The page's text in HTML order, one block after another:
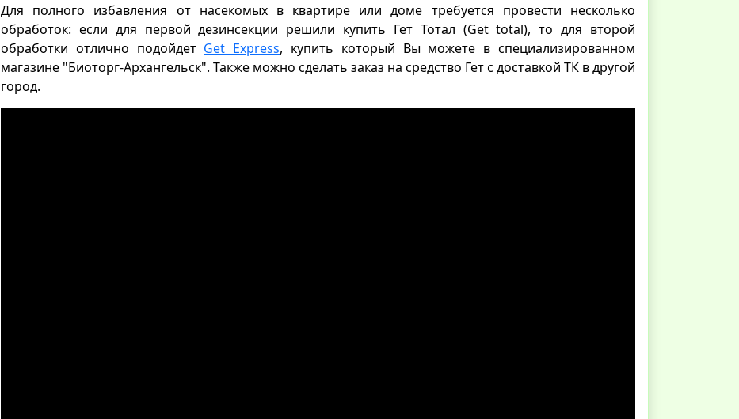
Для полного избавления от насекомых в квартире или доме требуется провести несколько
обработок: если для первой дезинсекции решили купить Гет Тотал (Get total), то для второй
обработки отлично подойдет Get Express, купить который Вы можете в специализированном
магазине "Биоторг-Архангельск". Также можно сделать заказ на средство Гет с доставкой ТК в другой
город.